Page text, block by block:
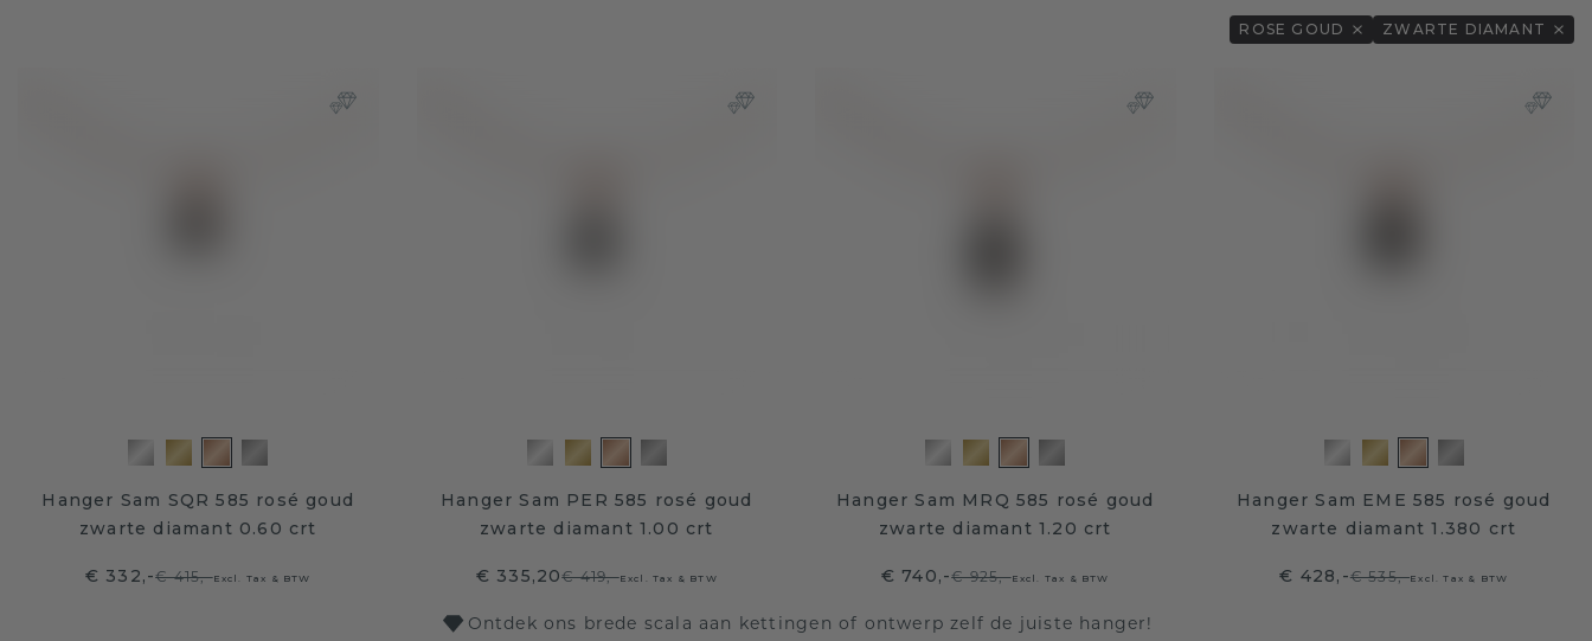
ROSE GOUD ZWARTE DIAMANT
Hanger Sam SQR 585 rosé goud
zwarte diamant 0.60 crt
€ 332,-€ 415,-Excl. Tax & BTW
Hanger Sam PER 585 rosé goud
zwarte diamant 1.00 crt
€ 335,20€ 419,-Excl. Tax & BTW
Hanger Sam MRQ 585 rosé goud
zwarte diamant 1.20 crt
€ 740,-€ 925,-Excl. Tax & BTW
Hanger Sam EME 585 rosé goud
zwarte diamant 1.380 crt
€ 428,-€ 535,-Excl. Tax & BTW
Ontdek ons brede scala aan kettingen of ontwerp zelf de juiste hanger!